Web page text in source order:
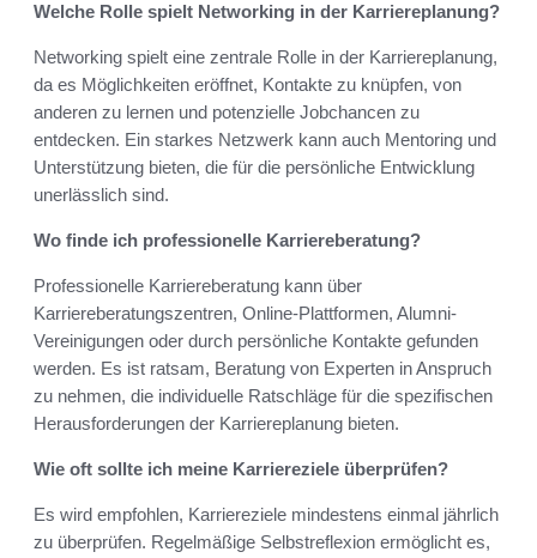
Welche Rolle spielt Networking in der Karriereplanung?
Networking spielt eine zentrale Rolle in der Karriereplanung,
da es Möglichkeiten eröffnet, Kontakte zu knüpfen, von
anderen zu lernen und potenzielle Jobchancen zu
entdecken. Ein starkes Netzwerk kann auch Mentoring und
Unterstützung bieten, die für die persönliche Entwicklung
unerlässlich sind.
Wo finde ich professionelle Karriereberatung?
Professionelle Karriereberatung kann über
Karriereberatungszentren, Online-Plattformen, Alumni-
Vereinigungen oder durch persönliche Kontakte gefunden
werden. Es ist ratsam, Beratung von Experten in Anspruch
zu nehmen, die individuelle Ratschläge für die spezifischen
Herausforderungen der Karriereplanung bieten.
Wie oft sollte ich meine Karriereziele überprüfen?
Es wird empfohlen, Karriereziele mindestens einmal jährlich
zu überprüfen. Regelmäßige Selbstreflexion ermöglicht es,